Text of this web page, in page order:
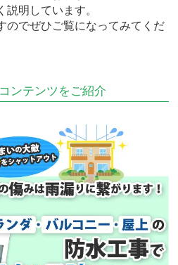
明しています。
でぜひご覧になってみてくだ
ンテンツをご紹介